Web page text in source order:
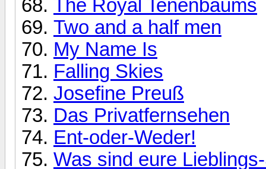
The Royal Tenenbaums
Two and a half men
My Name Is
Falling Skies
Josefine Preuß
Das Privatfernsehen
Ent-oder-Weder!
Was sind eure